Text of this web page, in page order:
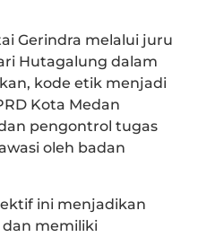
Gerindra melalui juru
Hutagalung dalam
kode etik menjadi
Kota Medan
pengontrol tugas
oleh badan
ini menjadikan
memiliki